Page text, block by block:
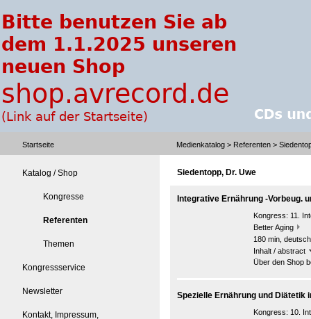
Startseite Medienkatalog > Referenten >
Katalog / Shop
Kongresse
Referenten
Themen
Kongressservice
Newsletter
Kontakt, Impressum,
Siedentopp, Dr. Uwe
Integrative Ernährung -Vorbeug.
Kongress: 11.
Better Aging
180 min, deutsch
Inhalt / abstract
Über den Shop
Spezielle Ernährung und Diätetik
Kongress: 10.